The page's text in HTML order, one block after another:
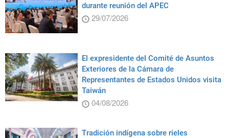
durante reunión del APEC
29/07/2026
El expresidente del Comité de Asuntos
Exteriores de la Cámara de
Representantes de Estados Unidos visita
Taiwán
04/08/2026
Tradición indígena sobre rieles